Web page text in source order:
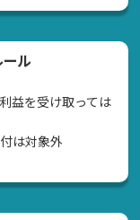
ル
益を受け取っては
は対象外